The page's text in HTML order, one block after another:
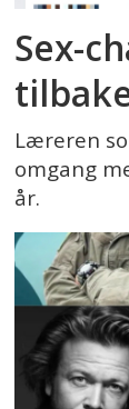
Sex-
Læreren
omgang
år.